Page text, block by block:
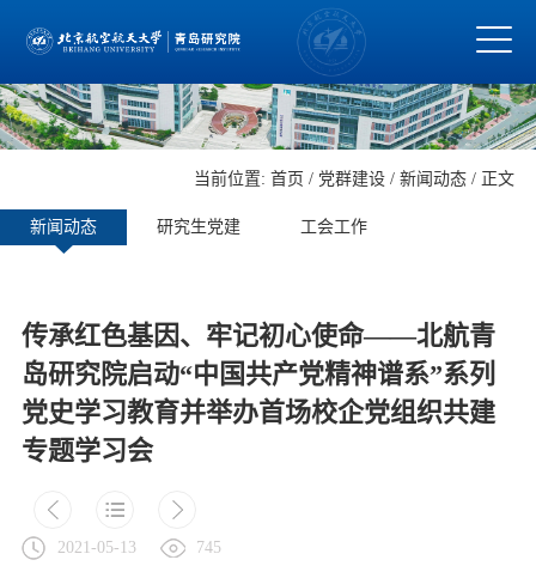
当前位置:首页 / 党群建设 /新闻动态 / 正文
新闻动态 研究生党建 工会工作
传承红色基因、牢记初心使命——北航青
岛研究院启动“中国共产党精神谱系”系列
党史学习教育并举办首场校企党组织共建
专题学习会
2021-05-13 745